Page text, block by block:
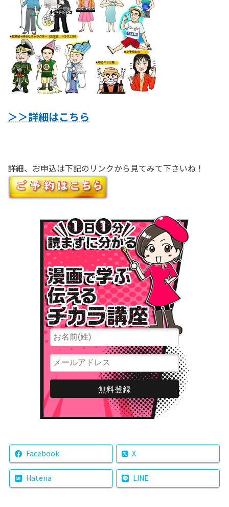
＞＞詳細はこちら
詳細、お申込は下記のリンクから見てみて下さいね！
Facebook X
Hatena LINE